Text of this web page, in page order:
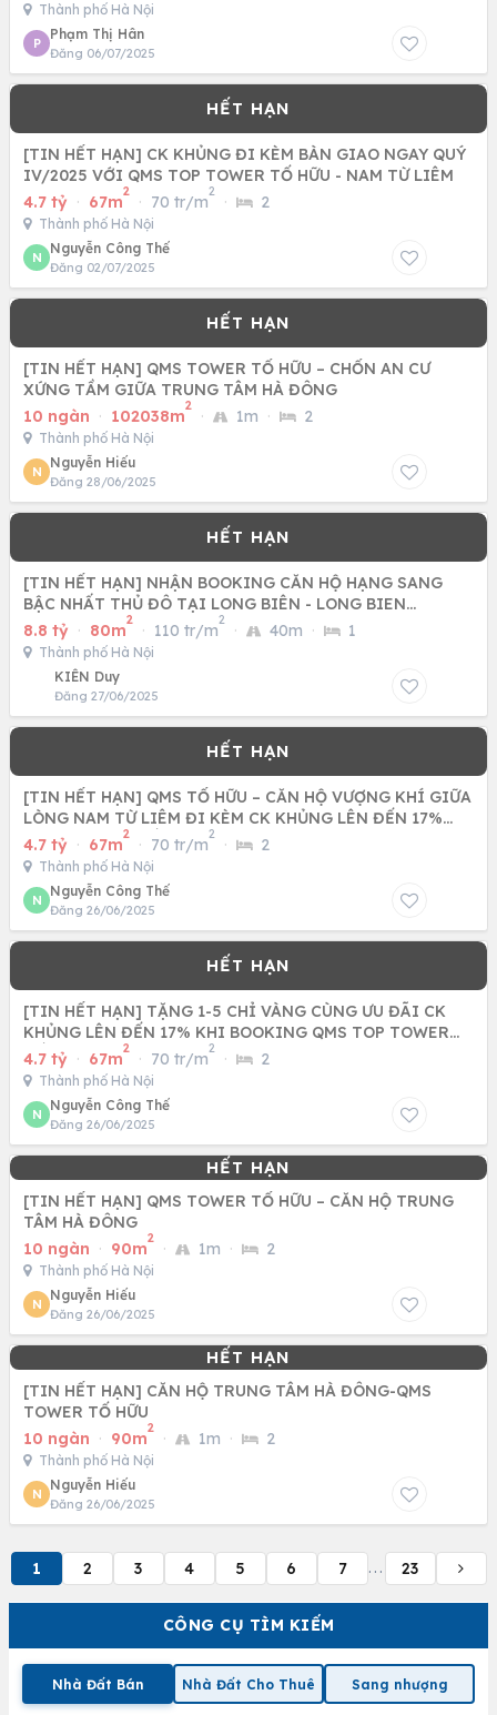
CÔNG CỤ TÌM KIẾM
Nhà Đất Bán Nhà Đất Cho Thuê Sang nhượng
Thành phố Hà Nội
P
Phạm Thị Hân
Đăng 06/07/2025
[TIN HẾT HẠN] CK KHỦNG ĐI KÈM BÀN GIAO NGAY QUÝ
IV/2025 VỚI QMS TOP TOWER TỐ HỮU - NAM TỪ LIÊM
4.7 tỷ · 67m
2
· 70 tr/m
2
· 2
Thành phố Hà Nội
N
Nguyễn Công Thế
Đăng 02/07/2025
[TIN HẾT HẠN] QMS TOWER TỐ HỮU – CHỐN AN CƯ
XỨNG TẦM GIỮA TRUNG TÂM HÀ ĐÔNG
10 ngàn · 102038m
2
· 1m · 2
Thành phố Hà Nội
N
Nguyễn Hiếu
Đăng 28/06/2025
[TIN HẾT HẠN] NHẬN BOOKING CĂN HỘ HẠNG SANG
BẬC NHẤT THỦ ĐÔ TẠI LONG BIÊN - LONG BIEN
CENTRAL
8.8 tỷ · 80m
2
· 110 tr/m
2
· 40m · 1
Thành phố Hà Nội
KIÊN Duy
Đăng 27/06/2025
[TIN HẾT HẠN] QMS TỐ HỮU – CĂN HỘ VƯỢNG KHÍ GIỮA
LÒNG NAM TỪ LIÊM ĐI KÈM CK KHỦNG LÊN ĐẾN 17%
CÙNG CƠ HỘI BỐC
4.7 tỷ · 67m
2
· 70 tr/m
2
· 2
Thành phố Hà Nội
N
Nguyễn Công Thế
Đăng 26/06/2025
[TIN HẾT HẠN] TẶNG 1-5 CHỈ VÀNG CÙNG ƯU ĐÃI CK
KHỦNG LÊN ĐẾN 17% KHI BOOKING QMS TOP TOWER
TỐ HỮU - NAM TỪ LIÊM
4.7 tỷ · 67m
2
· 70 tr/m
2
· 2
Thành phố Hà Nội
N
Nguyễn Công Thế
Đăng 26/06/2025
[TIN HẾT HẠN] QMS TOWER TỐ HỮU – CĂN HỘ TRUNG
TÂM HÀ ĐÔNG
10 ngàn · 90m
2
· 1m · 2
Thành phố Hà Nội
N
Nguyễn Hiếu
Đăng 26/06/2025
[TIN HẾT HẠN] CĂN HỘ TRUNG TÂM HÀ ĐÔNG-QMS
TOWER TỐ HỮU
10 ngàn · 90m
2
· 1m · 2
Thành phố Hà Nội
N
Nguyễn Hiếu
Đăng 26/06/2025
1 2 3 4 5 6 7 ... 23